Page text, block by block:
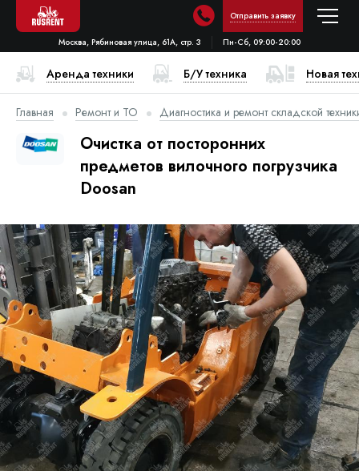
Отправить заявку
Москва, Рябиновая улица, 61А, стр. 3 Пн-Сб, 09:00-20:00
Аренда техники Б/У техника Новая
Главная Ремонт и ТО Диагностика и ремонт складской
Очистка от посторонних
предметов вилочного погрузчика
Doosan